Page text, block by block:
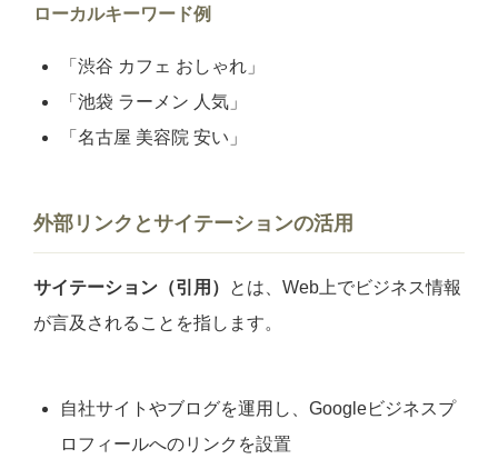
ローカルキーワード例
「渋谷 カフェ おしゃれ」
「池袋 ラーメン 人気」
「名古屋 美容院 安い」
外部リンクとサイテーションの活用
サイテーション（引用）
とは、Web上でビジネス情報
が言及されることを指します。
自社サイトやブログを運用し、Googleビジネスプ
ロフィールへのリンクを設置